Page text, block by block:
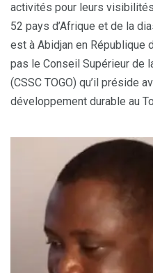
activités pour leurs
52 pays d’Afrique et de la
est à Abidjan en République
pas le Conseil Supérieur de
(CSSC TOGO) qu’il préside
développement durable au